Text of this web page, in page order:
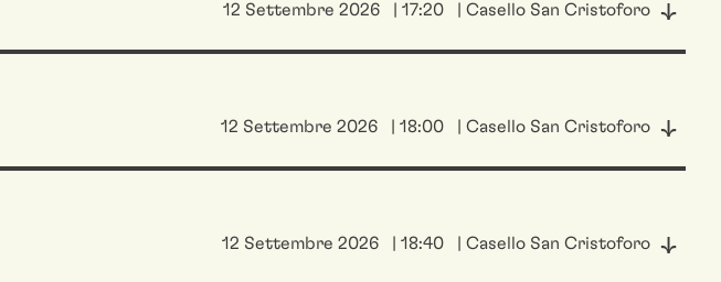
12 Settembre 2026 | 17:20 | Casello San Cristoforo
12 Settembre 2026 | 18:00 | Casello San Cristoforo
12 Settembre 2026 | 18:40 | Casello San Cristoforo